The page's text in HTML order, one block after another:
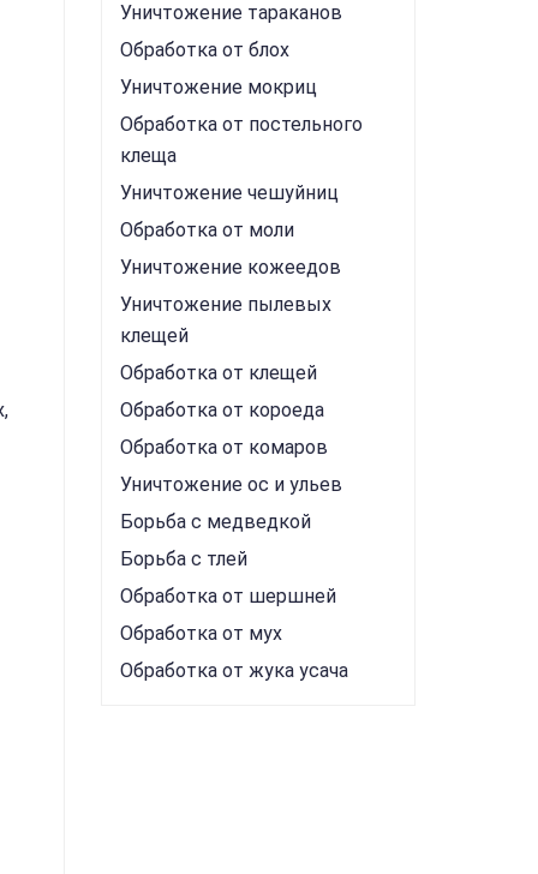
Уничтожение тараканов
Обработка от блох
Уничтожение мокриц
Обработка от постельного
клеща
Уничтожение чешуйниц
Обработка от моли
Уничтожение кожеедов
Уничтожение пылевых
клещей
Обработка от клещей
Обработка от короеда
Обработка от комаров
Уничтожение ос и ульев
Борьба с медведкой
Борьба с тлей
Обработка от шершней
Обработка от мух
Обработка от жука усача